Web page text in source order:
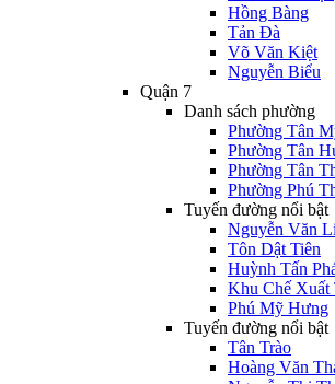
Hồng Bàng
Tản Đà
Võ Văn Kiệt
Nguyễn Biểu
Quận 7
Danh sách phường
Phường Tân
Phường Tân
Phường Tân
Phường Phú
Tuyến đường nổi bật
Nguyễn Văn
Tôn Dật Tiên
Huỳnh Tấn
Khu Chế Xuất
Phú Mỹ Hưng
Tuyến đường nổi bật
Tân Trào
Hoàng Văn